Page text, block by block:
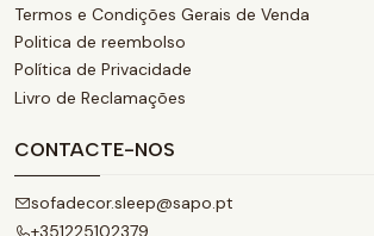
Termos e Condições Gerais de Venda
Politica de reembolso
Política de Privacidade
Livro de Reclamações
CONTACTE-NOS
sofadecor.sleep@sapo.pt
+351225102379